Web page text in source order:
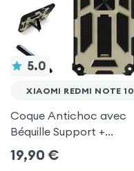
5.0
XIAOMI REDMI NOTE 10
Coque Antichoc avec
Béquille Support +
Fixation magnétique,
Finition métallisée - Or
19,90 €